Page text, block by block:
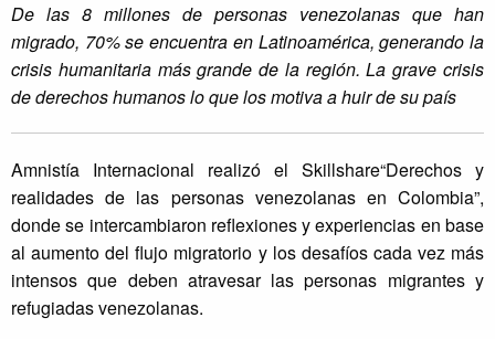
De las 8 millones de personas venezolanas que han
migrado, 70% se encuentra en Latinoamérica, generando la
crisis humanitaria más grande de la región. La grave crisis
de derechos humanos lo que los motiva a huir de su país
Amnistía Internacional realizó el Skillshare“Derechos y
realidades de las personas venezolanas en Colombia”,
donde se intercambiaron reflexiones y experiencias en base
al aumento del flujo migratorio y los desafíos cada vez más
intensos que deben atravesar las personas migrantes y
refugiadas venezolanas.